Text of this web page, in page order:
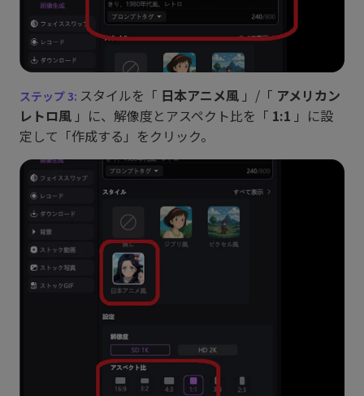
スタイルを「 日本アニメ風 」/「 アメリカン
レトロ風 」に、解像度とアスペクト比を「 1:1 」に設
定して「作成する」をクリック。